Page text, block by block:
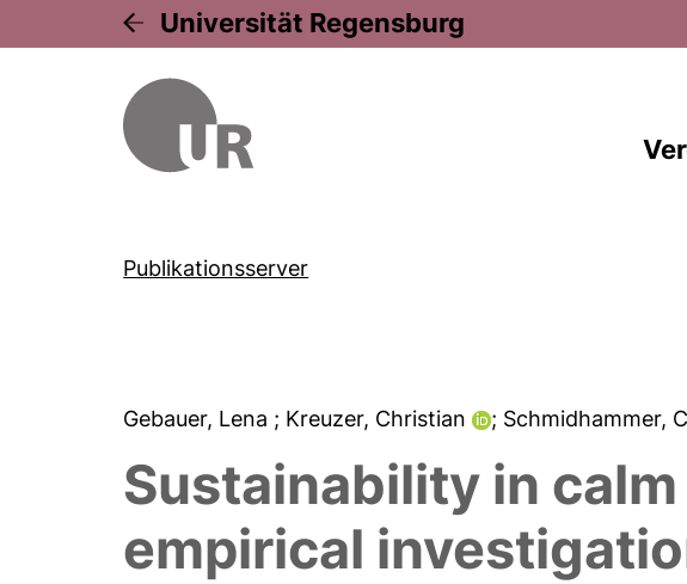
Universität Regensburg
Publikationsserver
Gebauer, Lena ; Kreuzer, Christian ; Schmidhammer,
Sustainability in
empirical